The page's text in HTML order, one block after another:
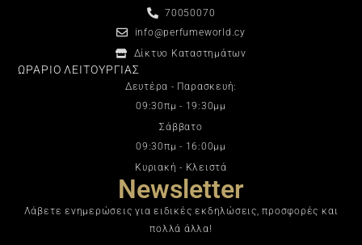
70050070
info@perfumeworld.cy
Δίκτυο Καταστημάτων
ΩΡΑΡΙΟ ΛΕΙΤΟΥΡΓΙΑΣ
Δευτέρα - Παρασκευή:
09:30πμ - 19:30μμ
Σάββατο
09:30πμ - 16:00μμ
Κυριακή - Κλειστά
Newsletter
Λάβετε ενημερώσεις για ειδικές εκδηλώσεις, προσφορές και
πολλά άλλα!